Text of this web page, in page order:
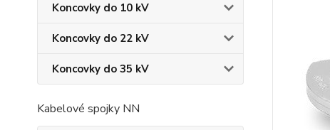
Koncovky do 10 kV
Koncovky do 22 kV
Koncovky do 35 kV
Kabelové spojky NN